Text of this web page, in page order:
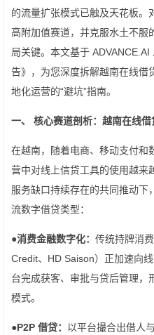
的流量扩张模式已触及天花板。
高附加值赛道，并克服水土不服
局关键。本文基于
告》，为您深度拆解越南在线借
地化运营的“避坑”指南。
一、 核心赛道剖析：越南在线
在越南，随着电商、移动支付和
营中对线上信贷工具的使用越来
服务缺口持续存在的共同推动下
流数字借贷类型：
●消费金融数字化： 传统持牌消
Credit、HD Saison）正加速向
台完成获客、审批与贷后管理，
模式。
●P2P 借贷：
以平台撮合出借人